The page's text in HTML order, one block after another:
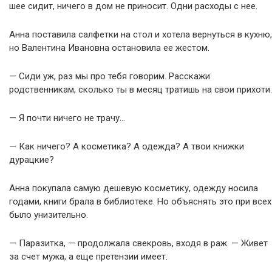
шее сидит, ничего в дом не приносит. Одни расходы с нее.
Анна поставила салфетки на стол и хотела вернуться в кухню,
но Валентина Ивановна остановила ее жестом.
— Сиди уж, раз мы про тебя говорим. Расскажи
родственникам, сколько ты в месяц тратишь на свои прихоти.
— Я почти ничего не трачу…
— Как ничего? А косметика? А одежда? А твои книжки
дурацкие?
Анна покупала самую дешевую косметику, одежду носила
годами, книги брала в библиотеке. Но объяснять это при всех
было унизительно.
— Паразитка, — продолжала свекровь, входя в раж. — Живет
за счет мужа, а еще претензии имеет.